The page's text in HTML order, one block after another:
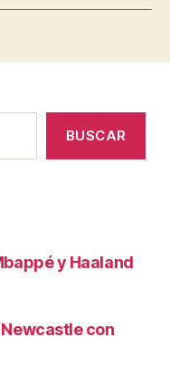
BUSCAR
y Haaland
con